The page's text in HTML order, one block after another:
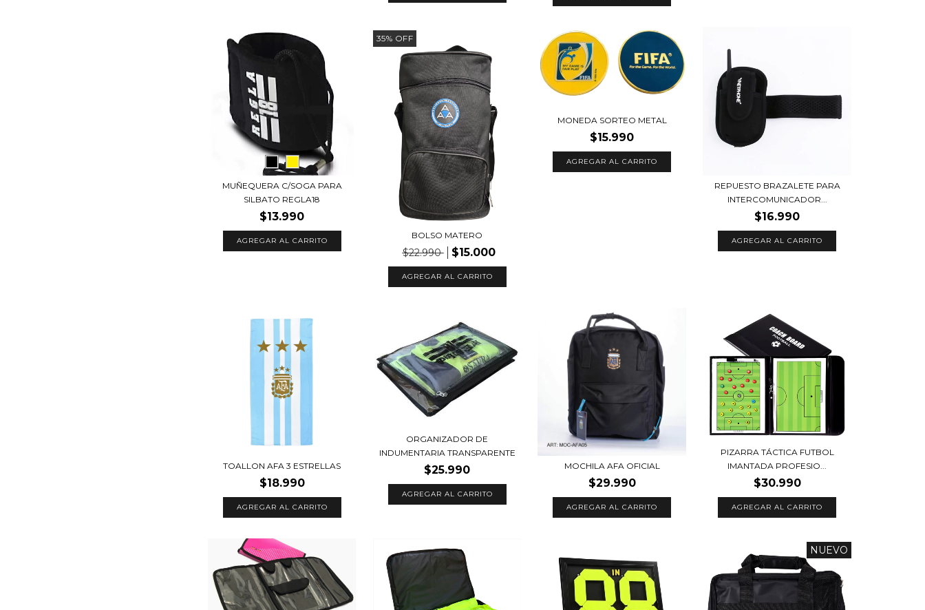
MUÑEQUERA C/SOGA PARA
SILBATO REGLA18
$13.990
AGREGAR AL CARRITO
35% OFF
BOLSO MATERO
$22.990 $15.000
AGREGAR AL CARRITO
MONEDA SORTEO METAL
$15.990
AGREGAR AL CARRITO
REPUESTO BRAZALETE PARA
INTERCOMUNICADOR...
$16.990
TOALLON AFA 3 ESTRELLAS
$18.990
ORGANIZADOR DE
INDUMENTARIA TRANSPARENTE
$25.990 MOCHILA AFA OFICIAL
$29.990
PIZARRA TÁCTICA FUTBOL
IMANTADA PROFESIO...
$30.990
NUEVO